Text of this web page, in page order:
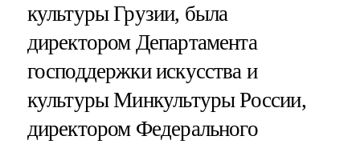
культуры Грузии, была
директором Департамента
господдержки искусства и
культуры Минкультуры России,
директором Федерального